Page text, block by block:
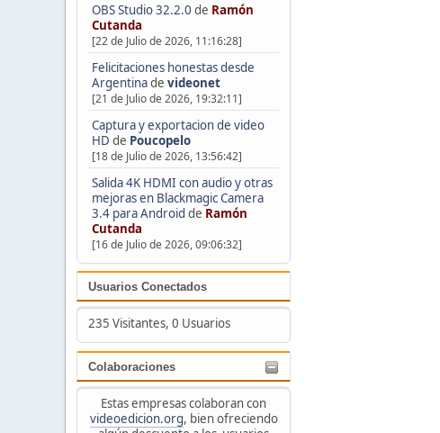
OBS Studio 32.2.0 de Ramón
Cutanda
[22 de Julio de 2026, 11:16:28]
Felicitaciones honestas desde
Argentinade videonet
[21 de Julio de 2026, 19:32:11]
Captura y exportacion de video
HD de Poucopelo
[18 de Julio de 2026, 13:56:42]
Salida 4K HDMI con audio y otras
mejoras en Blackmagic Camera
3.4 para Android de Ramón
Cutanda
[16 de Julio de 2026, 09:06:32]
Usuarios Conectados
235 Visitantes, 0 Usuarios
Colaboraciones
Estas empresas colaboran con
videoedicion.org, bien ofreciendo